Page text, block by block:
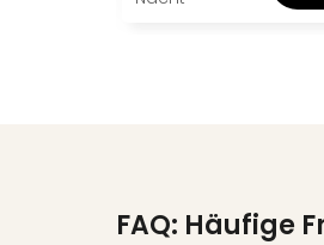
FAQ: Häufige